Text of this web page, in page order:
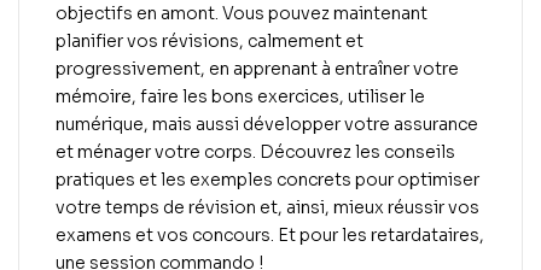
objectifs en amont. Vous pouvez maintenant
planifier vos révisions, calmement et
progressivement, en apprenant à entraîner votre
mémoire, faire les bons exercices, utiliser le
numérique, mais aussi développer votre assurance
et ménager votre corps. Découvrez les conseils
pratiques et les exemples concrets pour optimiser
votre temps de révision et, ainsi, mieux réussir vos
examens et vos concours. Et pour les retardataires,
une session commando !